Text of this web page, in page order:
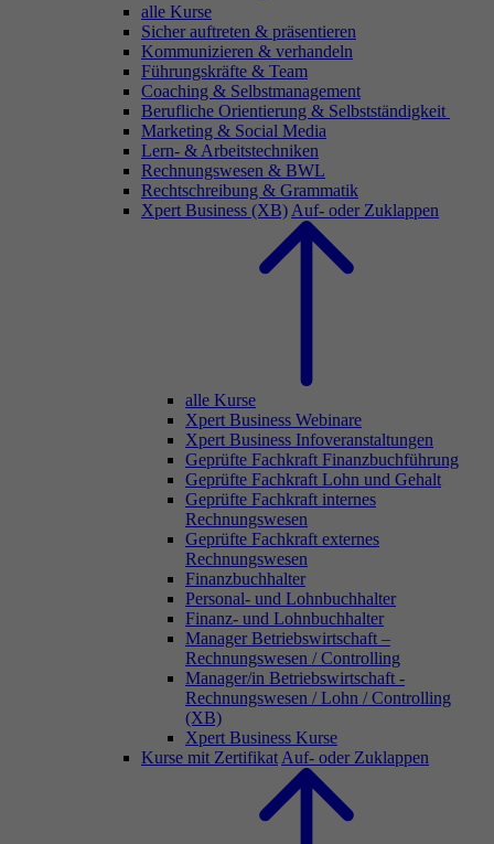
alle Kurse
Sicher auftreten & präsentieren
Kommunizieren & verhandeln
Führungskräfte & Team
Coaching & Selbstmanagement
Berufliche Orientierung & Selbstständigkeit
Marketing & Social Media
Lern- & Arbeitstechniken
Rechnungswesen & BWL
Rechtschreibung & Grammatik
Xpert Business (XB) Auf- oder Zuklappen
alle Kurse
Xpert Business Webinare
Xpert Business Infoveranstaltungen
Geprüfte Fachkraft Finanzbuchführung
Geprüfte Fachkraft Lohn und Gehalt
Geprüfte Fachkraft internes
Rechnungswesen
Geprüfte Fachkraft externes
Rechnungswesen
Finanzbuchhalter
Personal- und Lohnbuchhalter
Finanz- und Lohnbuchhalter
Manager Betriebswirtschaft –
Rechnungswesen / Controlling
Manager/in Betriebswirtschaft -
Rechnungswesen / Lohn / Controlling
(XB)
Xpert Business Kurse
Kurse mit Zertifikat Auf- oder Zuklappen